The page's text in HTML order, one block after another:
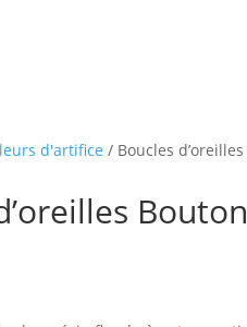
d'artifice / Boucles